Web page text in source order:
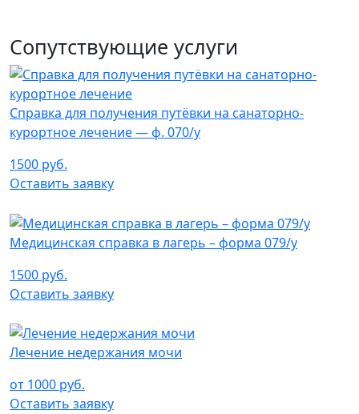
Сопутствующие услуги
Справка для получения путёвки на санаторно-
курортное лечение — ф. 070/у
1500 руб.
Оставить заявку
Медицинская справка в лагерь – форма 079/у
1500 руб.
Оставить заявку
Лечение недержания мочи
от 1000 руб.
Оставить заявку